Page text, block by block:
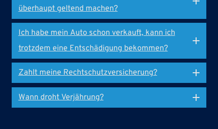
überhaupt geltend machen?
Ich habe mein Auto schon verkauft, kann ich
trotzdem eine Entschädigung bekommen?
Zahlt meine Rechtschutzversicherung?
Wann droht Verjährung?